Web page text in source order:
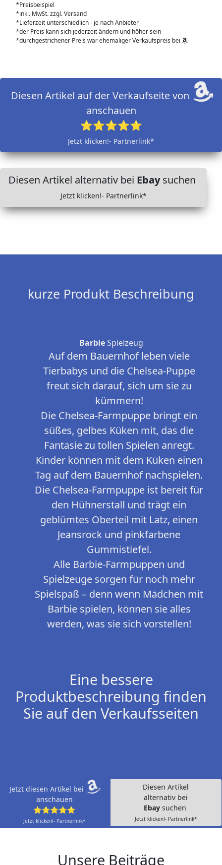
*Preisbeispiel
*inkl. MwSt. zzgl. Versand
*Lieferzeit unterschiedlich - je nach Anbieter
*der Preis kann sich jederzeit ändern und höher sein
*durchgestrichener Preis war ehemaliger Verkaufspreis bei
Diesen Artikel auf der Verkaufseite von
anschauen
⭐⭐⭐⭐⭐
Jetzt klicken!- Partnerlink*
Diesen Artikel alternativ bei Ebaysuchen
Jetzt klicken!- Partnerlink*
kurze Produkt Beschreibung
BarbieSpielzeug
Auf dem Bauernhof leben viele
Tierbabys und die Chelsea-Puppe
freut sich darauf, sich um sie zu
kümmern!
Die Chelsea-Farmpuppe bringt ein
süßes, gelbes Küken mit, das die
Fantasie zu tollen Spielen anregt.
Kinder können mit dem Küken einen
Tag auf dem Bauernhof nachspielen.
Die Chelsea-Farmpuppe ist bereit für
den Hühnerstall und trägt ein
geblümtes Oberteil mit Latz, einen
Jeansrock und pinkfarbene
Gummistiefel.
Alle Barbie-Farmpuppen und
Spielzeuge sorgen für noch mehr
Spielspaß – denn wenn Mädchen mit
Barbie spielen, können sie alles
werden, was sie sich vorstellen!
Eine bessere
Produktbeschreibung finden
Sie auf den Verkaufsseiten
Jetzt diesen Artikel bei
anschauen
⭐⭐⭐⭐⭐
Jetzt klicken!- Partnerlink*
Diesen Artikel
alternativ bei
Ebay suchen
Jetzt klicken!- Partnerlink*
Unsere Beiträge